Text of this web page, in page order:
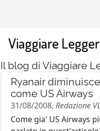
Viaggiare
Il blog di Viaggiare
Ryanair
come US Airways
31/08/2008, Redazione VL
Come gia' US Airways